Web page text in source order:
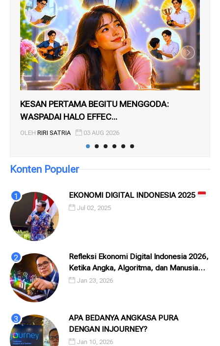
KESAN PERTAMA BEGITU MENGGODA:
WASPADAI HALO EFFEC...
OLEH RIRI SATRIA 03 AUG 2026
Konten Populer
EKONOMI DIGITAL INDONESIA 2025
Jul 02, 2025
Refleksi Ekonomi Digital Indonesia 2026,
Ketika Angka, Algoritma, dan Manusia
Saling Menatap
Jan 23, 2026
APA BEDANYA ANGKASA PURA
DENGAN INJOURNEY?
Jan 10, 2026